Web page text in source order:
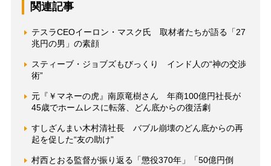
関連記事
テスラCEOイーロン・マスク氏 取材者たちが語る「27
兆円の男」の素顔
スティーブ・ジョブズもびっくり インド人の“神の交渉
術”
元『￥マネーの虎』南原竜樹さん 年商100億円社長が
45歳でホームレスに転落、どん底からの復活劇
すしざんまい木村清社長 バブル崩壊のどん底からの再
起を促した“友の助け”
村西とおる監督が振り返る「懲役370年」「50億円倒